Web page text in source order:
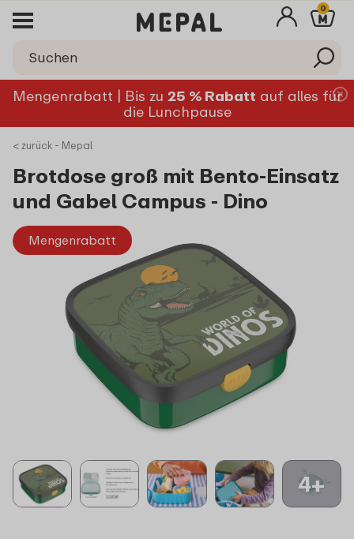
0
Mengenrabatt | Bis zu 25 % Rabatt auf alles für
die Lunchpause
< zurück - Mepal
Brotdose groß mit Bento-Einsatz
und Gabel Campus - Dino
Mengenrabatt
4+